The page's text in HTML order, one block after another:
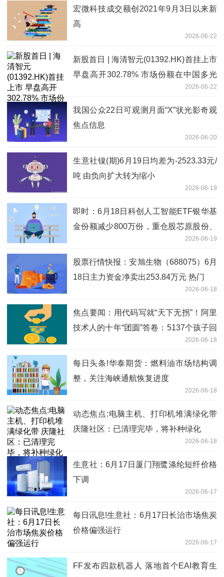
宏微科技成交额创2021年9月3日以来新
高
2026-06-22
新股首日 | 海清智元(01392.HK)首挂上市
早盘高开302.78% 市场份额在中国多光
2026-06-22
我国公众22日可观测月面“X”状光影奇观
焦点信息
2026-06-20
生意社镍(期)6月19日均差为-2523.33元/
吨 由负向扩大转为缩小
2026-06-19
即时：6月18日科创人工智能ETF银华基
金份额减少800万份，重仓股芯原股份、
2026-06-19
股票行情快报：安旭生物（688075）6月
18日主力资金净卖出253.84万元 热门
2026-06-18
焦点要闻：用代码写就“天下无拐”！阿里
技术人的十年“团圆”答卷：5137个孩子回
2026-06-18
每日头条!华泰期货：燃料油市场结构调
整，关注海峡通航恢复进度
2026-06-18
动态焦点:电脑主机、打印机堆满绿化带
庆隆社区：已清理完毕，将补种绿化
2026-06-18
生意社：6月17日厦门翔鹭涤纶短纤价格
下调
2026-06-17
每日讯息!生意社：6月17日长治市场焦炭
价格偏强运行
2026-06-17
FF发布四款机器人 落地首个EAI教育生